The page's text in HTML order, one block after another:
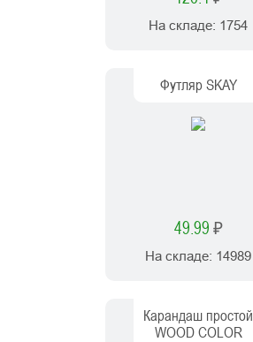
На складе: 1754
Футляр SKAY
49.99 ₽
На складе: 14989
Карандаш простой
WOOD COLOR